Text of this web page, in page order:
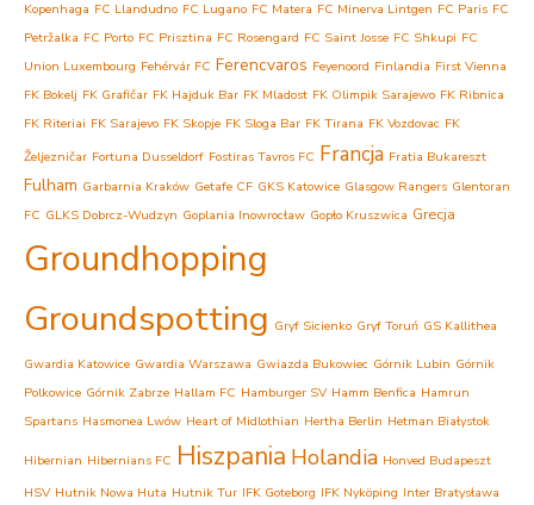
Kopenhaga FC Llandudno FC Lugano FC Matera FC Minerva Lintgen FC Paris FC
Petržalka FC Porto FC Prisztina FC Rosengard FC Saint Josse FC Shkupi FC
Union Luxembourg Fehérvár FC Ferencvaros Feyenoord Finlandia First Vienna
FK Bokelj FK Grafičar FK Hajduk Bar FK Mladost FK Olimpik Sarajewo FK Ribnica
FK Riteriai FK Sarajevo FK Skopje FK Sloga Bar FK Tirana FK Vozdovac FK
Željezničar Fortuna Dusseldorf Fostiras Tavros FC Francja Fratia Bukareszt
Fulham Garbarnia Kraków Getafe CF GKS Katowice Glasgow Rangers Glentoran
FC GLKS Dobrcz-Wudzyn Goplania Inowrocław Gopło Kruszwica Grecja
Groundhopping
Groundspotting Gryf Sicienko Gryf Toruń GS Kallithea
Gwardia Katowice Gwardia Warszawa Gwiazda Bukowiec Górnik Lubin Górnik
Polkowice Górnik Zabrze Hallam FC Hamburger SV Hamm Benfica Hamrun
Spartans Hasmonea Lwów Heart of Midlothian Hertha Berlin Hetman Białystok
Hibernian Hibernians FC Hiszpania Holandia Honved Budapeszt
HSV Hutnik Nowa Huta Hutnik Tur IFK Goteborg IFK Nyköping Inter Bratysława